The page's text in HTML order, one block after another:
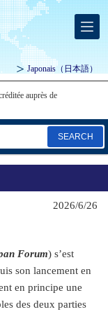
Japonais （日本語）
auprès de
SEARCH
2026/6/26
Forum) s’est
son lancement en
en principe une
des deux parties